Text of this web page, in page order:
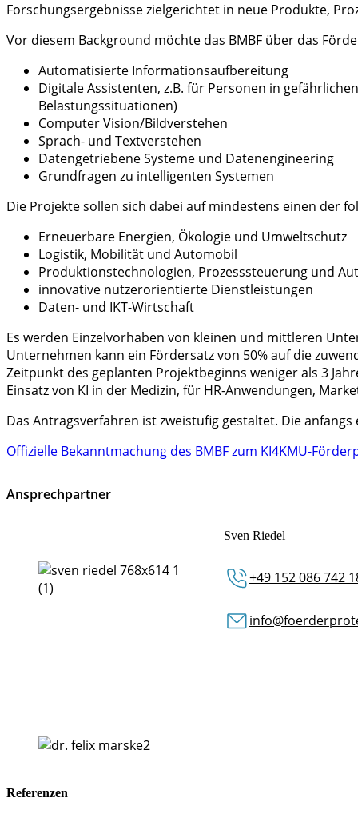
Forschungsergebnisse zielgerichtet in neue Produkte,
Vor diesem Background möchte das BMBF über das
Automatisierte Informationsaufbereitung
Digitale Assistenten, z.B. für Personen in
Belastungssituationen)
Computer Vision/Bildverstehen
Sprach- und Textverstehen
Datengetriebene Systeme und Datenengineering
Grundfragen zu intelligenten Systemen
Die Projekte sollen sich dabei auf mindestens einen der
Erneuerbare Energien, Ökologie und Umweltschutz
Logistik, Mobilität und Automobil
Produktionstechnologien, Prozesssteuerung und
innovative nutzerorientierte Dienstleistungen
Daten- und IKT-Wirtschaft
Es werden Einzelvorhaben von kleinen und mittleren
Unternehmen kann ein Fördersatz von 50% auf die
Zeitpunkt des geplanten Projektbeginns weniger als 3
Einsatz von KI in der Medizin, für HR-Anwendungen,
Das Antragsverfahren ist zweistufig gestaltet. Die
Offizielle Bekanntmachung des BMBF zum KI4KMU-
Ansprechpartner
Sven Riedel
+49 152 086 742
Referenzen